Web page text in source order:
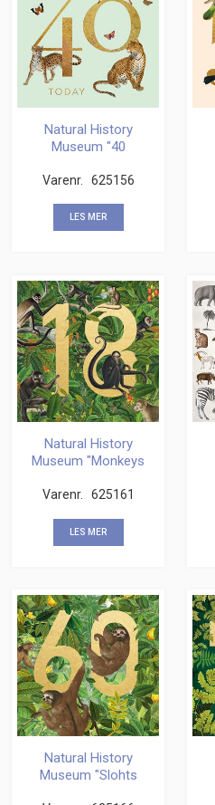
Natural History
Museum "40
kort
Varenr. 625156
LES MER
Natural History
Museum "Monkeys
Varenr. 625161
LES MER
Natural History
Museum "Slohts